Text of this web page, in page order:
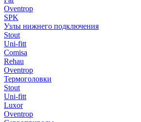
Oventrop
SPK
Узлы нижнего подключения
Stout
Uni-fitt
Comisa
Rehau
Oventrop
Термоголовки
Stout
Uni-fitt
Luxor
Oventrop